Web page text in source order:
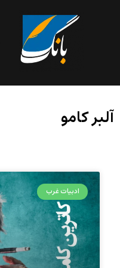
آلبر کامو
ادبیات غرب